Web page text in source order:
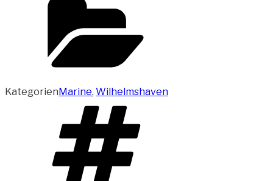
KategorienMarine, Wilhelmshaven